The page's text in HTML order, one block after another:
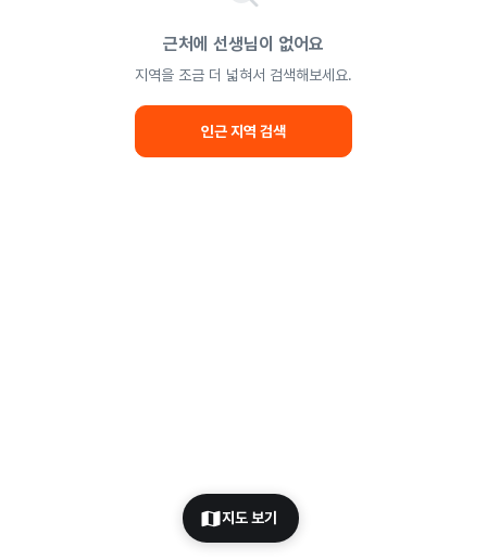
지도 보기
근처에 선생님이 없어요
지역을 조금 더 넓혀서 검색해보세요.
인근 지역 검색